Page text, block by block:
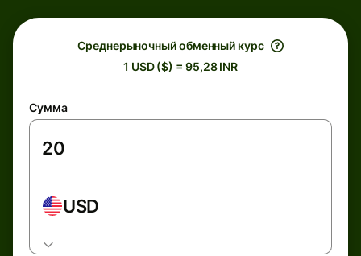
Среднерыночный обменный курс
1 USD ($) = 95,28 INR
Сумма
USD